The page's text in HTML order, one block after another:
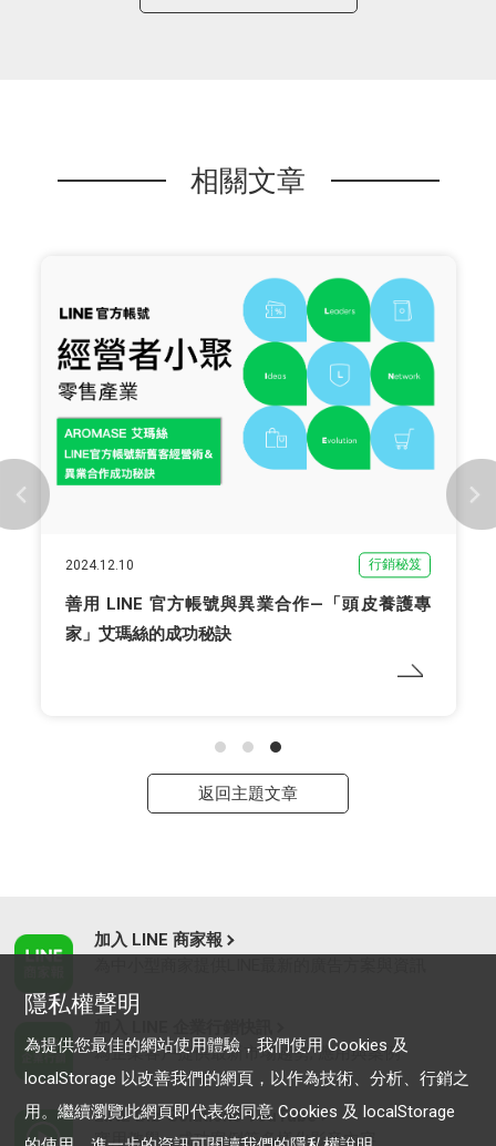
相關文章
2024.12.10 行銷秘笈
善用 LINE 官方帳號與異業合作—「頭皮養護專
家」艾瑪絲的成功秘訣
返回主題文章
加入 LINE 商家報
為企業客戶提供最新市場趨勢, 應用與案例
LINE Biz-Solutions YouTube
實用教學、成功案例等多樣化影音內容
隱私權聲明
為提供您最佳的網站使用體驗，我們使用 Cookies 及
localStorage 以改善我們的網頁，以作為技術、分析、行銷之
用。繼續瀏覽此網頁即代表您同意 Cookies 及 localStorage